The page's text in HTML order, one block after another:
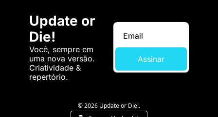
Update or
Die!
Você, sempre em
uma nova versão.
Criatividade &
repertório.
Assinar
© 2026 Update or Die!.